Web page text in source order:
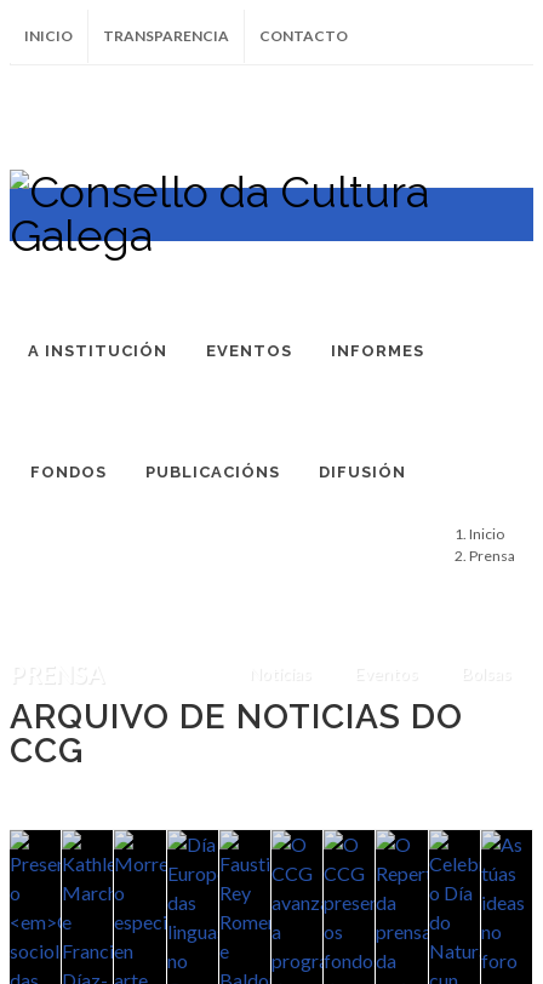
INICIO TRANSPARENCIA CONTACTO
InstagramFacebookTwitter Soundcloud
Youtube
A INSTITUCIÓN EVENTOS INFORMES
FONDOS PUBLICACIÓNS DIFUSIÓN
PRENSA
ARQUIVO DE NOTICIAS DO
CCG
Inicio
Prensa